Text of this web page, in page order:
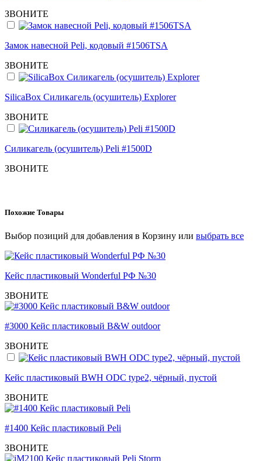
ЗВОНИТЕ
Замок навесной Peli, кодовый #1506TSA
ЗВОНИТЕ
SilicaBox Силикагель (осушитель) Explorer
ЗВОНИТЕ
Силикагель (осушитель) Peli #1500D
ЗВОНИТЕ
Похожие Товары
Выбор позиций для добавления в Корзину или выбрать все
Кейс пластиковый Wonderful РФ №30
ЗВОНИТЕ
#3000 Кейс пластиковый B&W outdoor
ЗВОНИТЕ
Кейс пластиковый BWH ODC type2, чёрный, пустой
ЗВОНИТЕ
#1400 Кейс пластиковый Peli
ЗВОНИТЕ